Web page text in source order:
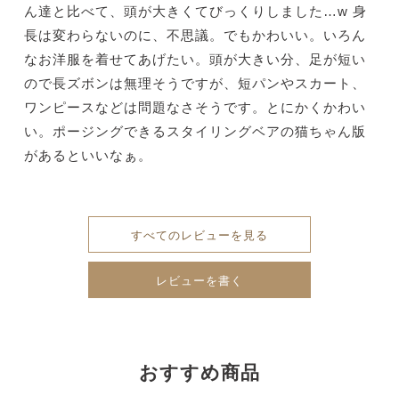
ん達と比べて、頭が大きくてびっくりしました…w 身
長は変わらないのに、不思議。でもかわいい。いろん
なお洋服を着せてあげたい。頭が大きい分、足が短い
ので長ズボンは無理そうですが、短パンやスカート、
ワンピースなどは問題なさそうです。とにかくかわい
い。ポージングできるスタイリングベアの猫ちゃん版
があるといいなぁ。
すべてのレビューを見る
レビューを書く
おすすめ商品